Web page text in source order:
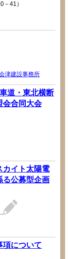
41）
津建設事務所
道・東北横断
会合同大会
カイト太陽電
る公募型企画
項について